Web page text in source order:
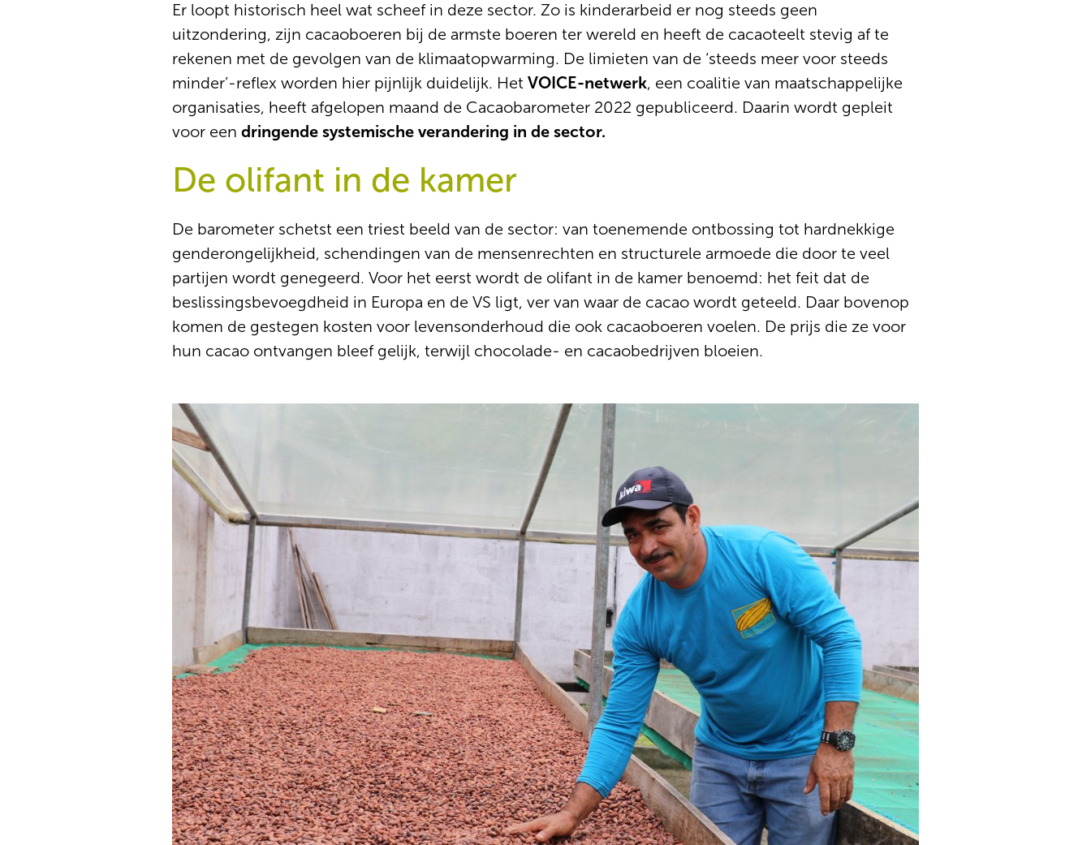
Er loopt historisch heel wat scheef in deze sector. Zo is kinderarbeid er nog steeds geen
uitzondering, zijn cacaoboeren bij de armste boeren ter wereld en heeft de cacaoteelt stevig af te
rekenen met de gevolgen van de klimaatopwarming. De limieten van de ‘steeds meer voor steeds
minder’-reflex worden hier pijnlijk duidelijk. Het VOICE-netwerk, een coalitie van maatschappelijke
organisaties, heeft afgelopen maand de Cacaobarometer 2022 gepubliceerd. Daarin wordt gepleit
voor een dringende systemische verandering in de sector.
De olifant in de kamer
De barometer schetst een triest beeld van de sector: van toenemende ontbossing tot hardnekkige
genderongelijkheid, schendingen van de mensenrechten en structurele armoede die door te veel
partijen wordt genegeerd. Voor het eerst wordt de olifant in de kamer benoemd: het feit dat de
beslissingsbevoegdheid in Europa en de VS ligt, ver van waar de cacao wordt geteeld. Daar bovenop
komen de gestegen kosten voor levensonderhoud die ook cacaoboeren voelen. De prijs die ze voor
hun cacao ontvangen bleef gelijk, terwijl chocolade- en cacaobedrijven bloeien.